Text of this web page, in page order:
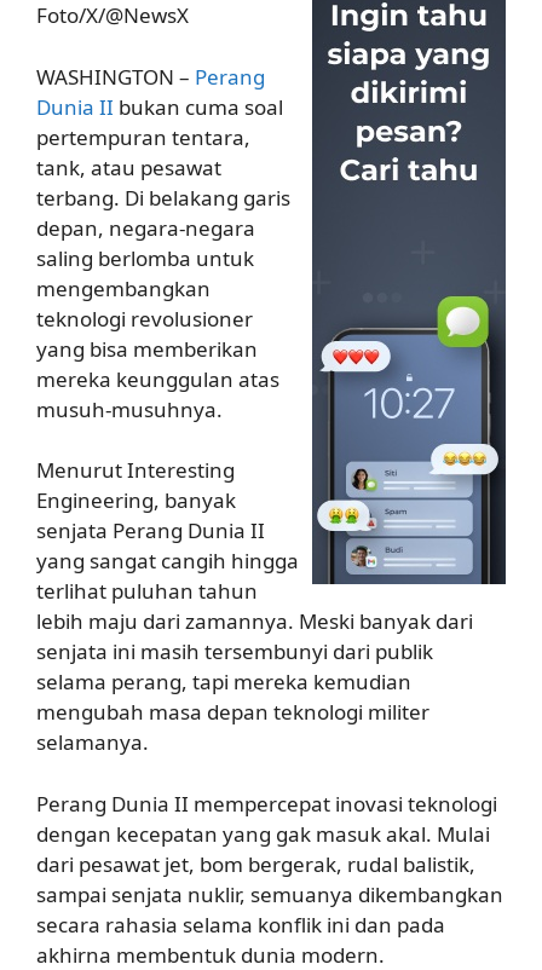
Foto/X/@NewsX
WASHINGTON – Perang
Dunia II bukan cuma soal
pertempuran tentara,
tank, atau pesawat
terbang. Di belakang garis
depan, negara-negara
saling berlomba untuk
mengembangkan
teknologi revolusioner
yang bisa memberikan
mereka keunggulan atas
musuh-musuhnya.
Menurut Interesting
Engineering, banyak
senjata Perang Dunia II
yang sangat cangih hingga
terlihat puluhan tahun
lebih maju dari zamannya. Meski banyak dari
senjata ini masih tersembunyi dari publik
selama perang, tapi mereka kemudian
mengubah masa depan teknologi militer
selamanya.
Perang Dunia II mempercepat inovasi teknologi
dengan kecepatan yang gak masuk akal. Mulai
dari pesawat jet, bom bergerak, rudal balistik,
sampai senjata nuklir, semuanya dikembangkan
secara rahasia selama konflik ini dan pada
akhirna membentuk dunia modern.